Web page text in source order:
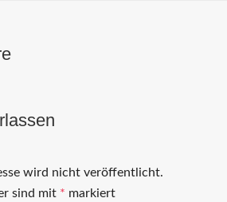
wird nicht veröffentlicht.
sind mit * markiert